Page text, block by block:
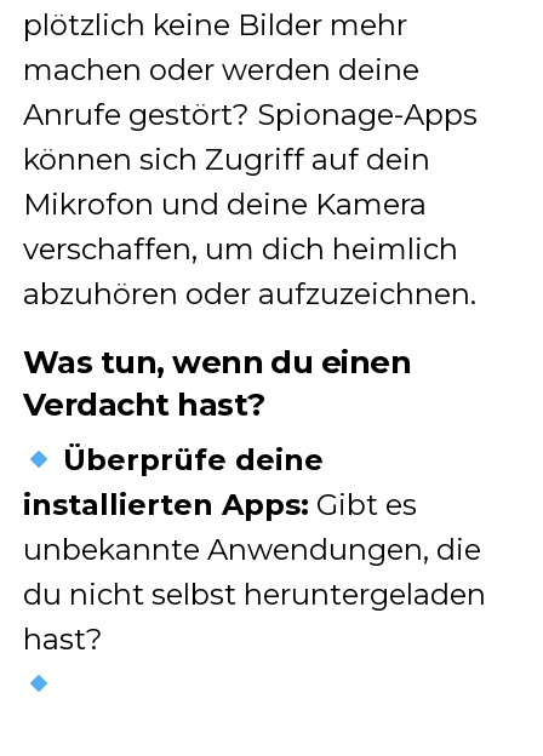
plötzlich keine Bilder mehr
machen oder werden deine
Anrufe gestört? Spionage-Apps
können sich Zugriff auf dein
Mikrofon und deine Kamera
verschaffen, um dich heimlich
abzuhören oder aufzuzeichnen.
Was tun, wenn du einen
Verdacht hast?
Überprüfe deine
installierten Apps: Gibt es
unbekannte Anwendungen, die
du nicht selbst heruntergeladen
hast?